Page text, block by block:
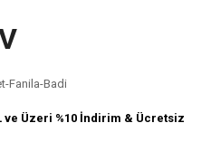
Fanila-Badi
ve Üzeri %10 İndirim & Ücretsiz